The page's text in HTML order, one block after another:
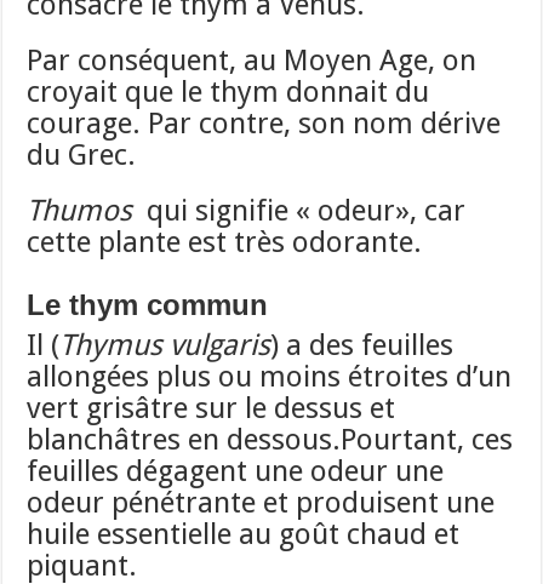
Par conséquent, au Moyen Age, on
croyait que le thym donnait du
courage. Par contre, son nom dérive
du Grec.
Thumos qui signifie « odeur», car
cette plante est très odorante.
Le thym commun
Il (Thymus vulgaris) a des feuilles
allongées plus ou moins étroites d’un
vert grisâtre sur le dessus et
blanchâtres en dessous.Pourtant, ces
feuilles dégagent une odeur une
odeur pénétrante et produisent une
huile essentielle au goût chaud et
piquant.